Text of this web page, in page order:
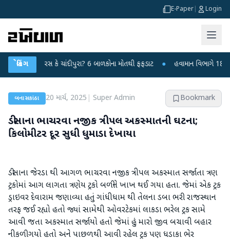
E-Paper Login
બ્રેકિંગ
વાયરસ કે ચાંદીપુરા? 6 બાળકોના મોતથી ફફડાટ ● હવામાન વિભાગે 18 રાજ્યો
બનાસકાંઠા 20 માર્ચ, 2025 Super Admin Bookmark
ડીસાના ભાચરવા નજીક ત્રીપલ અકસ્માતની ઘટના;
કિલોમીટર દૂર સુધી ધુમાડા દેખાયા
ડીસાના જેરડા થી આગળ ભાચરવા નજીક ત્રીપલ અકસ્માત સર્જાતા ત્રણ
ટ્રકોમાં આગ લાગતા ત્રણેય ટ્રકો બળીને ખાખ થઈ ગયા હતા. જેમાં એક ટ્રક
ડ્રાઇવર દેવારામ જણાવ્યા હતું ગાંધીધામ થી તેલના ડબા ભરી રાજસ્થાન
તરફ જઈ રહ્યો હતો જ્યાં સામેથી ઓવરટેકમાં લાકડા ભરેલ ટ્રક સામે
આવી જતા અકસ્માત સર્જાયો હતો જેમાં હું મારો જીવ બચાવી બહાર
નીકળી ગયો હતો અને પાછળથી આવી રહેલ ટ્રક પણ ધડાકા ભેર